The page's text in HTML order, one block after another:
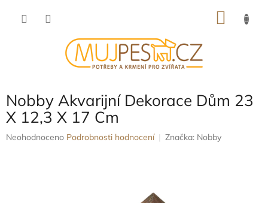
Nobby Akvarijní Dekorace Dům 23
X 12,3 X 17 Cm
Průměrné
Neohodnoceno Podrobnosti hodnocení Značka: Nobby